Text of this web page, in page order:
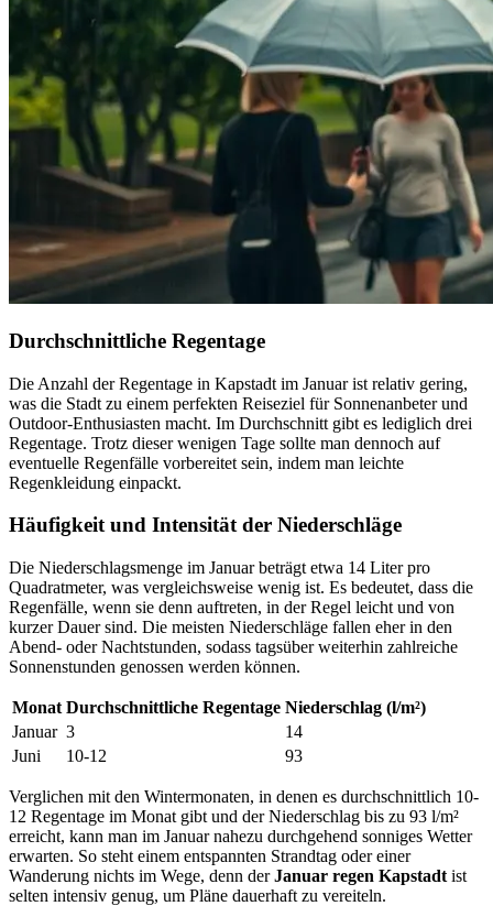
Durchschnittliche Regentage
Die Anzahl der Regentage in Kapstadt im Januar ist relativ gering,
was die Stadt zu einem perfekten Reiseziel für Sonnenanbeter und
Outdoor-Enthusiasten macht. Im Durchschnitt gibt es lediglich drei
Regentage. Trotz dieser wenigen Tage sollte man dennoch auf
eventuelle Regenfälle vorbereitet sein, indem man leichte
Regenkleidung einpackt.
Häufigkeit und Intensität der Niederschläge
Die Niederschlagsmenge im Januar beträgt etwa 14 Liter pro
Quadratmeter, was vergleichsweise wenig ist. Es bedeutet, dass die
Regenfälle, wenn sie denn auftreten, in der Regel leicht und von
kurzer Dauer sind. Die meisten Niederschläge fallen eher in den
Abend- oder Nachtstunden, sodass tagsüber weiterhin zahlreiche
Sonnenstunden genossen werden können.
Monat Durchschnittliche Regentage Niederschlag (l/m²)
Januar 3
14
Juni
10-12 93
Verglichen mit den Wintermonaten, in denen es durchschnittlich 10-
12 Regentage im Monat gibt und der Niederschlag bis zu 93 l/m²
erreicht, kann man im Januar nahezu durchgehend sonniges Wetter
erwarten. So steht einem entspannten Strandtag oder einer
Wanderung nichts im Wege, denn derJanuar regen Kapstadt ist
selten intensiv genug, um Pläne dauerhaft zu vereiteln.